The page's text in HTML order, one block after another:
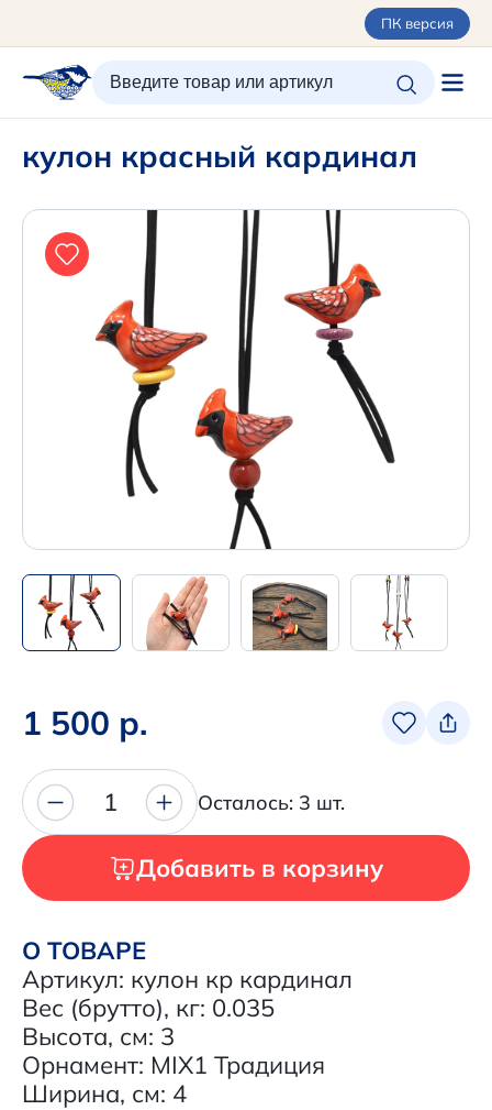
ПК версия
ИЗБРАННОЕ ВХОД/РЕГИСТРАЦИЯ КОРЗИНА
Орнаменты
О керамике
Оплата и доставка
Контакты
Подарочные карты
Новинки
+7 (495) 680-44-95 /
+7 (495) 680-92-00
.
Написать нам в Телеграм
+7 (925) 294-91-85
,
в MAX
+7 (926) 702-09-76
кулон красный кардинал
1 500 р.
О ТОВАРЕ
Артикул: кулон кр кардинал
Вес (брутто), кг: 0.035
Высота, см: 3
Орнамент: MIX1 Традиция
Ширина, см: 4
1 Осталось: 3 шт.
Добавить в корзину